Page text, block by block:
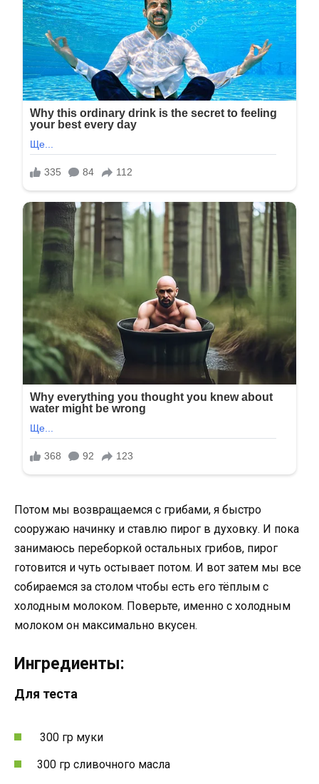
Потом мы возвращаемся с грибами, я быстро
сооружаю начинку и ставлю пирог в духовку. И пока
занимаюсь переборкой остальных грибов, пирог
готовится и чуть остывает потом. И вот затем мы все
собираемся за столом чтобы есть его тёплым с
холодным молоком. Поверьте, именно с холодным
молоком он максимально вкусен.
Ингредиенты:
Для теста
300 гр муки
300 гр сливочного масла